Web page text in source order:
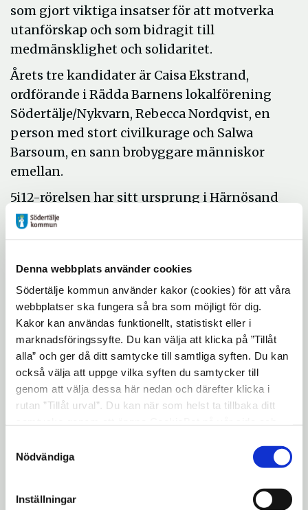
Denna webbplats använder cookies
Södertälje kommun använder kakor (cookies) för att våra
webbplatser ska fungera så bra som möjligt för dig.
Kakor kan användas funktionellt, statistiskt eller i
marknadsföringssyfte. Du kan välja att klicka på ”Tillåt
alla” och ger då ditt samtycke till samtliga syften. Du kan
också välja att uppge vilka syften du samtycker till
genom att välja dessa här nedan och därefter klicka i
rutan ”Tillåt urval”. Du kan när som helst ta tillbaka ditt
"Visa detaljer" kan du läsa om hur kakorna används och
hur vi och våra leverantörer inhämtar och behandlar
Nödvändiga
Inställningar
som gjort viktiga insatser för att motverka
utanförskap och som bidragit till
medmänsklighet och solidaritet.
Årets tre kandidater är Caisa Ekstrand,
ordförande i Rädda Barnens lokalförening
Södertälje/Nykvarn, Rebecca Nordqvist, en
person med stort civilkurage och Salwa
Barsoum, en sann brobyggare människor
emellan.
5i12-rörelsen har sitt ursprung i Härnösand
där den bildades i slutet av 1980-talet efter
några tragiska dödsfall och uppblossade
Namnet anspelar på klockan – 5i12 det är
snart midnatt och hög tid att göra något
innan det är för sent. I Södertälje har priset
delats ut sedan 1993.
Södertälje kommun, ett antal föreningar,
församlingar och studieförbund står bakom.
Alla är inbjudna att delta och ställa sig
mellan Länstidningen och Södertälje
Mer information: